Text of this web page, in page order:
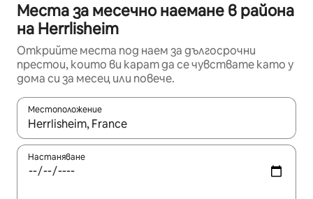
Места за месечно наемане в района
на Herrlisheim
Открийте места под наем за дългосрочни
престои, които ви карат да се чувствате като у
дома си за месец или повече.
Местоположение
Когато резултатите се покажат, използвайте
Настаняване